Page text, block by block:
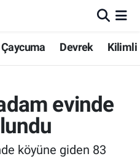
Çaycuma Devrek Kilimli
evinde
köyüne giden 83